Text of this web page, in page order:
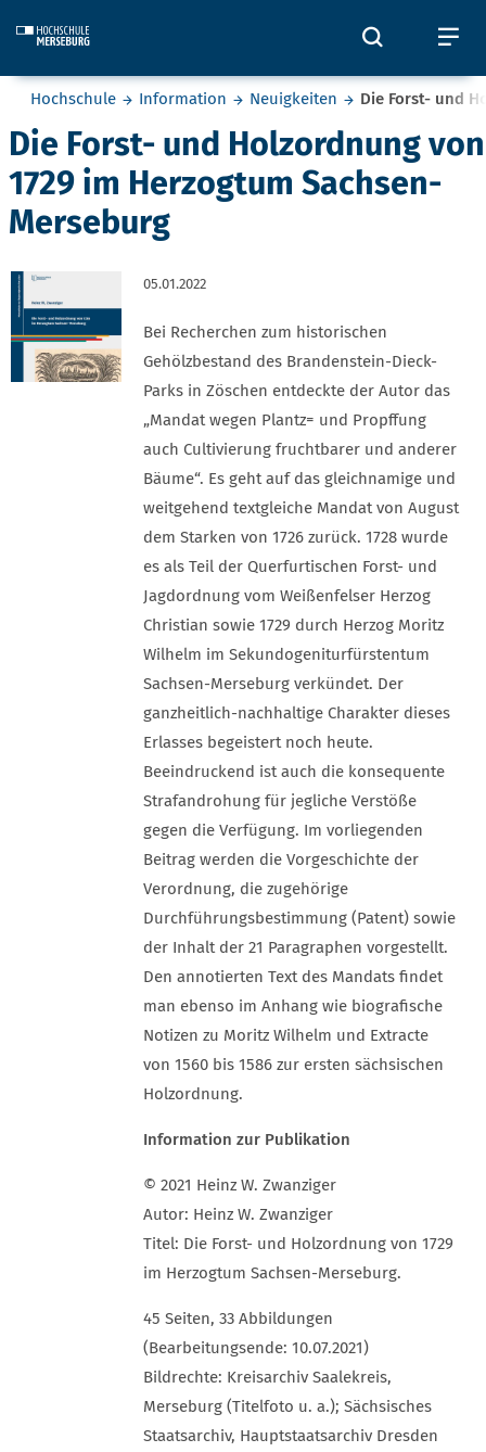
Öffnet
Sie befinden sich hier:
Hochschule Information Neuigkeiten Die Forst- und
Die Forst- und Holzordnung von
1729 im Herzogtum Sachsen-
Merseburg
05.01.2022
Bei Recherchen zum historischen
Gehölzbestand des Brandenstein-Dieck-
Parks in Zöschen entdeckte der Autor das
„Mandat wegen Plantz= und Propffung
auch Cultivierung fruchtbarer und anderer
Bäume“. Es geht auf das gleichnamige und
weitgehend textgleiche Mandat von August
dem Starken von 1726 zurück. 1728 wurde
es als Teil der Querfurtischen Forst- und
Jagdordnung vom Weißenfelser Herzog
Christian sowie 1729 durch Herzog Moritz
Wilhelm im Sekundogeniturfürstentum
Sachsen-Merseburg verkündet. Der
ganzheitlich-nachhaltige Charakter dieses
Erlasses begeistert noch heute.
Beeindruckend ist auch die konsequente
Strafandrohung für jegliche Verstöße
gegen die Verfügung. Im vorliegenden
Beitrag werden die Vorgeschichte der
Verordnung, die zugehörige
Durchführungsbestimmung (Patent) sowie
der Inhalt der 21 Paragraphen vorgestellt.
Den annotierten Text des Mandats findet
man ebenso im Anhang wie biografische
Notizen zu Moritz Wilhelm und Extracte
von 1560 bis 1586 zur ersten sächsischen
Holzordnung.
Information zur Publikation
© 2021 Heinz W. Zwanziger
Autor: Heinz W. Zwanziger
Titel: Die Forst- und Holzordnung von 1729
im Herzogtum Sachsen-Merseburg.
45 Seiten, 33 Abbildungen
(Bearbeitungsende: 10.07.2021)
Bildrechte: Kreisarchiv Saalekreis,
Merseburg (Titelfoto u. a.); Sächsisches
Staatsarchiv, Hauptstaatsarchiv Dresden